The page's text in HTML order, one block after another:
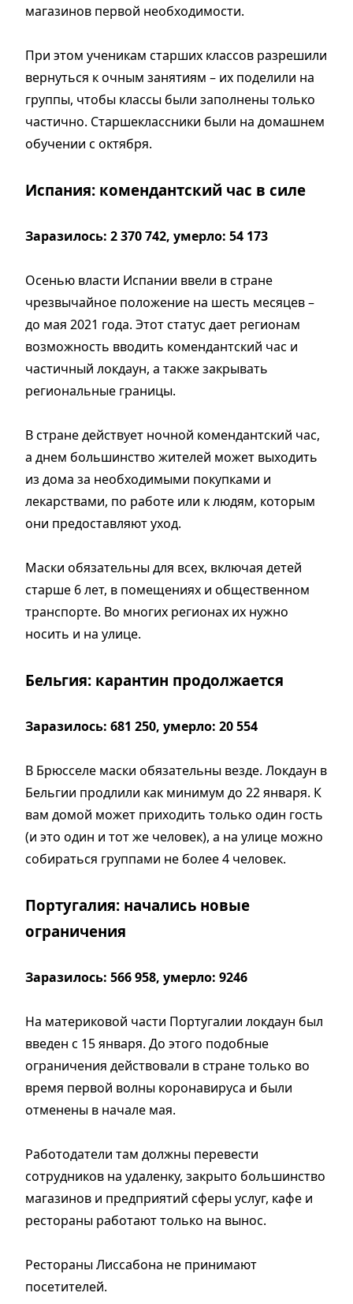
магазинов первой необходимости.
При этом ученикам старших классов разрешили
вернуться к очным занятиям – их поделили на
группы, чтобы классы были заполнены только
частично. Старшеклассники были на домашнем
обучении с октября.
Испания: комендантский час в силе
Заразилось: 2 370 742, умерло: 54 173
Осенью власти Испании ввели в стране
чрезвычайное положение на шесть месяцев –
до мая 2021 года. Этот статус дает регионам
возможность вводить комендантский чаc и
частичный локдаун, а также закрывать
региональные границы.
В стране действует ночной комендантский час,
а днем большинство жителей может выходить
из дома за необходимыми покупками и
лекарствами, по работе или к людям, которым
они предоставляют уход.
Маски обязательны для всех, включая детей
старше 6 лет, в помещениях и общественном
транспорте. Во многих регионах их нужно
носить и на улице.
Бельгия: карантин продолжается
Заразилось: 681 250, умерло: 20 554
В Брюсселе маски обязательны везде. Локдаун в
Бельгии продлили как минимум до 22 января. К
вам домой может приходить только один гость
(и это один и тот же человек), а на улице можно
собираться группами не более 4 человек.
Португалия: начались новые
ограничения
Заразилось: 566 958, умерло: 9246
На материковой части Португалии локдаун был
введен с 15 января. До этого подобные
ограничения действовали в стране только во
время первой волны коронавируса и были
отменены в начале мая.
Работодатели там должны перевести
сотрудников на удаленку, закрыто большинство
магазинов и предприятий сферы услуг, кафе и
рестораны работают только на вынос.
Рестораны Лиссабона не принимают
посетителей.